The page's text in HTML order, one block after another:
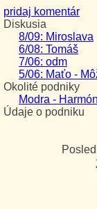
pridaj komentár
Diskusia
8/09: Miroslava
6/08: Tomáš
7/06: odm
5/06: Maťo -
Okolité podniky
Modra -
Údaje o podniku